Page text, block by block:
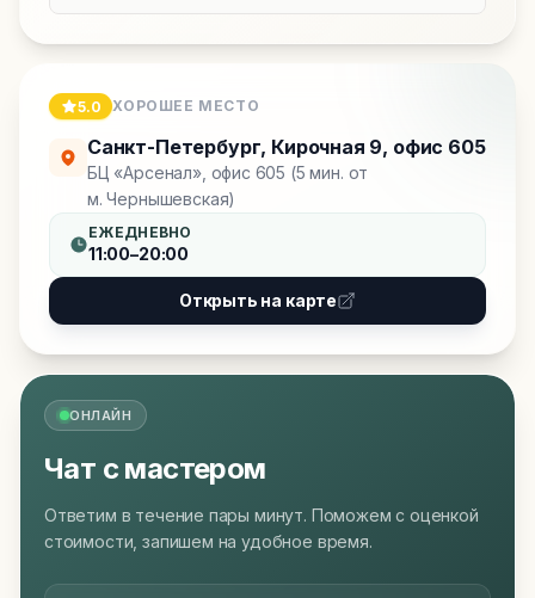
5.0 ХОРОШЕЕ МЕСТО
Санкт-Петербург, Кирочная 9, офис 605
БЦ «Арсенал», офис 605 (5 мин. от
м. Чернышевская)
ЕЖЕДНЕВНО
11:00–20:00
Открыть на карте
ОНЛАЙН
Чат с мастером
Ответим в течение пары минут. Поможем с оценкой
стоимости, запишем на удобное время.